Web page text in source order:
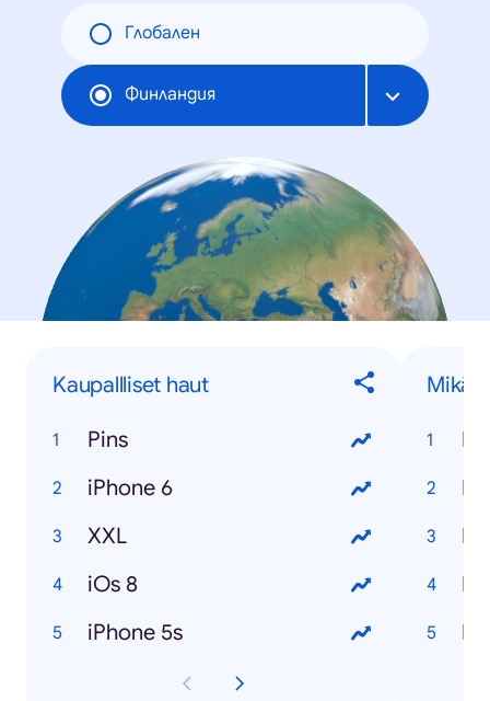
Глобален
Финландия
Kaupallliset haut
Pins
iPhone 6
XXL
iOs 8
iPhone 5s
Mikä